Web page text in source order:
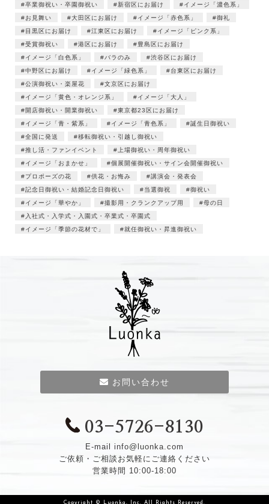
卒業御祝い・卒園御祝い
新宿区にお届け
イメージ「濃色系」
お見舞い
大田区にお届け イメージ「赤色系」
御礼
目黒区にお届け
江東区にお届け
イメージ「ピンク系」
受賞御祝い
港区にお届け
豊島区にお届け
イメージ「白色系」
バラのみ
渋谷区にお届け
中野区にお届け
イメージ「緑色系」
台東区にお届け
公演御祝い・楽屋花
文京区にお届け
イメージ「黄色・オレンジ系」
イメージ「大人」
開店御祝い・開業御祝い
東京都23区にお届け
イメージ「青・紫系」
イメージ「青色系」
誕生日御祝い
全国に発送
移転御祝い・引越し御祝い
推し活・ファンイベント
上場御祝い・周年御祝い
イメージ「おまかせ」
個展開催御祝い・サイン会開催御祝い
プロポーズの花
供花・お悔み
講演会・発表会
記念日御祝い・結婚記念日御祝い
当選御祝
御祝い
イメージ「華やか」
撮影用・クランクアップ用
母の日
入社式・入学式・入園式・卒業式・卒園式
イメージ「季節の花材で」
就任御祝い・昇進御祝い
お問い合わせ
03-5726-8130
E-mail info@luonka.com
ご依頼・ご相談お気軽にご連絡ください
営業時間 10:00-18:00
Copyright © Luonka, Inc. All Rights Reserved.